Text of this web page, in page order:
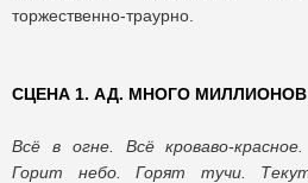
торжественно-траурно.
СЦЕНА 1. АД. МНОГО
Всё в огне. Всё кроваво-
Горит небо. Горят тучи.